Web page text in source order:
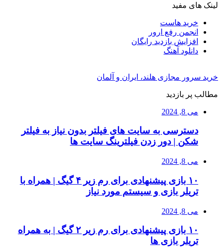
لینک های مفید
خرید هاست
انجمن رفع ارور
افزایش بازدید رایگان
دانلود آهنگ
خرید سرور مجازی هلند، ایران و آلمان
مطالب پر بازدید
می 8, 2024
دسترسی به سایت های فیلتر بدون نیاز به فیلتر
شکن | دور زدن فیلترینگ سایت ها
می 8, 2024
۱۰ بازی پیشنهادی برای رم زیر ۴ گیگ | همراه با
تریلر بازی و سیستم مورد نیاز
می 8, 2024
۱۰ بازی پیشنهادی برای رم زیر ۲ گیگ | به همراه
تریلر بازی ها